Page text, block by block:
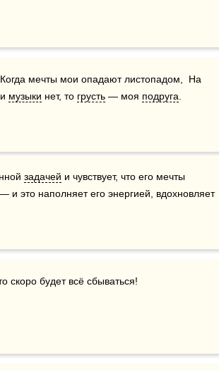
мечты мои опадают листопадом,  На
музыки нет, то грусть — моя подруга
задачей и чувствует, что его мечты
— и это наполняет его энергией, вдохновляет
скоро будет всё сбываться!